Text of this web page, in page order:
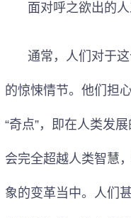
面对呼之欲出的
通常，人们对于
的惊悚情节。他们担
“奇点”，即在人类发
会完全超越人类智慧
象的变革当中。人们